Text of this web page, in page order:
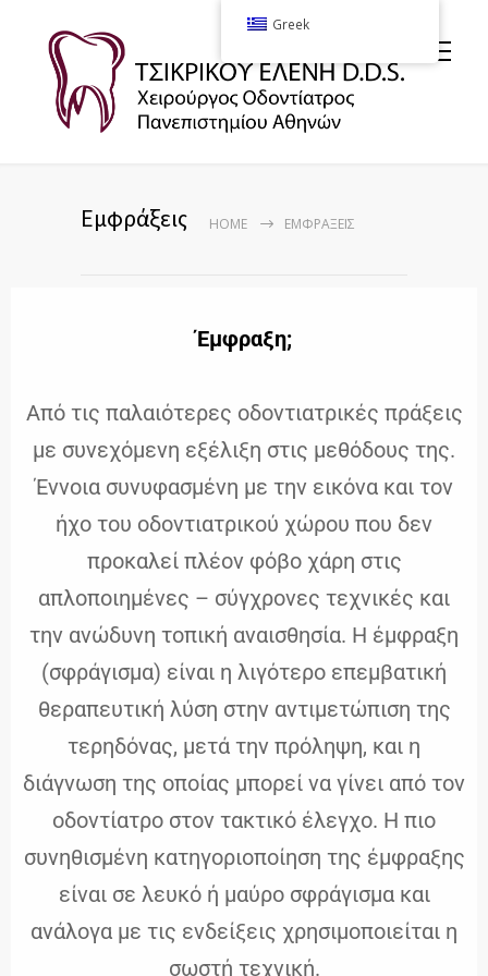
Εμφράξεις HOME ΕΜΦΡΆΞΕΙΣ
Έμφραξη;
Aπό τις παλαιότερες οδοντιατρικές πράξεις
με συνεχόμενη εξέλιξη στις μεθόδους της.
Έννοια συνυφασμένη με την εικόνα και τον
ήχο του οδοντιατρικού χώρου που δεν
προκαλεί πλέον φόβο χάρη στις
απλοποιημένες – σύγχρονες τεχνικές και
την ανώδυνη τοπική αναισθησία. Η έμφραξη
(σφράγισμα) είναι η λιγότερο επεμβατική
θεραπευτική λύση στην αντιμετώπιση της
τερηδόνας, μετά την πρόληψη, και η
διάγνωση της οποίας μπορεί να γίνει από τον
οδοντίατρο στον τακτικό έλεγχο. Η πιο
συνηθισμένη κατηγοριοποίηση της έμφραξης
είναι σε λευκό ή μαύρο σφράγισμα και
ανάλογα με τις ενδείξεις χρησιμοποιείται η
σωστή τεχνική.
Greek